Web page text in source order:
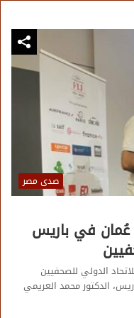
صدى مصر
عُمان في باريس
الدولي للصحفيين
الدكتور محمد العريمي